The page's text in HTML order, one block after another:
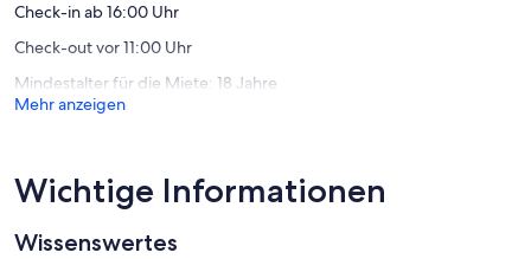
Check-in ab 16:00 Uhr
Check-out vor 11:00 Uhr
Mindestalter für die Miete: 18 Jahre
Mehr anzeigen
Wichtige Informationen
Wissenswertes